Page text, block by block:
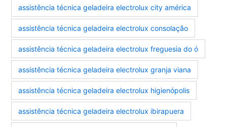
assistência técnica geladeira electrolux city américa
assistência técnica geladeira electrolux consolação
assistência técnica geladeira electrolux freguesia do ó
assistência técnica geladeira electrolux granja viana
assistência técnica geladeira electrolux higienópolis
assistência técnica geladeira electrolux ibirapuera